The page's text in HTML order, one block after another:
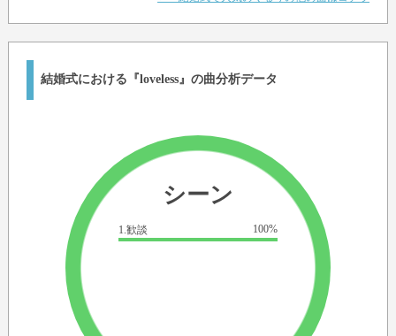
結婚式における『loveless』の曲分析データ
シーン
1.歓談 100%